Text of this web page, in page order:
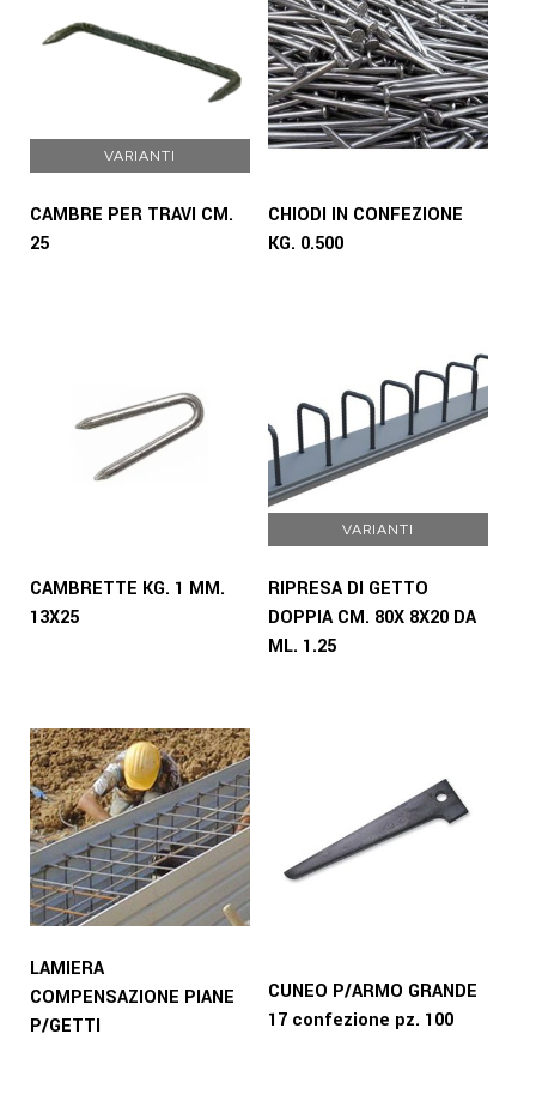
VARIANTI
CAMBRE PER TRAVI CM.
25
CHIODI IN CONFEZIONE
KG. 0.500
CAMBRETTE KG. 1 MM.
13X25
VARIANTI
RIPRESA DI GETTO
DOPPIA CM. 80X 8X20 DA
ML. 1.25
LAMIERA
COMPENSAZIONE PIANE
P/GETTI
CUNEO P/ARMO GRANDE
17 confezione pz. 100